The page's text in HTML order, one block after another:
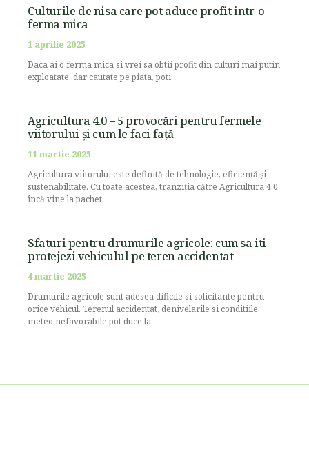
Culturile de nisa care pot aduce profit intr-o
ferma mica
1 aprilie 2025
Daca ai o ferma mica si vrei sa obtii profit din culturi mai putin
exploatate, dar cautate pe piata, poti
Agricultura 4.0 – 5 provocări pentru fermele
viitorului și cum le faci față
11 martie 2025
Agricultura viitorului este definită de tehnologie, eficiență și
sustenabilitate. Cu toate acestea, tranziția către Agricultura 4.0
încă vine la pachet
Sfaturi pentru drumurile agricole: cum sa iti
protejezi vehiculul pe teren accidentat
4 martie 2025
Drumurile agricole sunt adesea dificile si solicitante pentru
orice vehicul. Terenul accidentat, denivelarile si conditiile
meteo nefavorabile pot duce la